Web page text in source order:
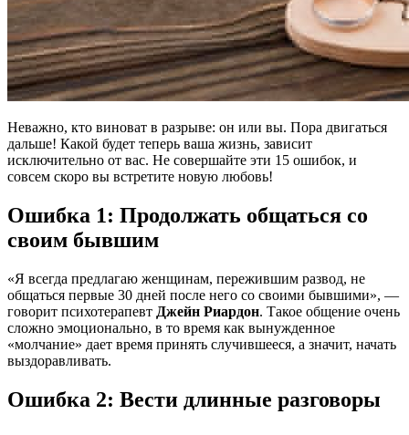
Неважно, кто виноват в разрыве: он или вы. Пора двигаться
дальше! Какой будет теперь ваша жизнь, зависит
исключительно от вас. Не совершайте эти 15 ошибок, и
совсем скоро вы встретите новую любовь!
Ошибка 1: Продолжать общаться со
своим бывшим
«Я всегда предлагаю женщинам, пережившим развод, не
общаться первые 30 дней после него со своими бывшими», —
говорит психотерапевт Джейн Риардон. Такое общение очень
сложно эмоционально, в то время как вынужденное
«молчание» дает время принять случившееся, а значит, начать
выздоравливать.
Ошибка 2: Вести длинные разговоры